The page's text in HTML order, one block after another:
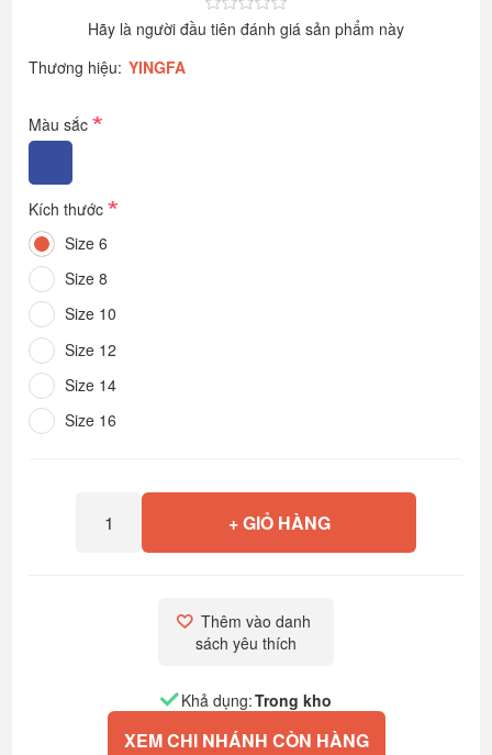
Hãy là người đầu tiên đánh giá sản phẩm này
Thương hiệu: YINGFA
Màu sắc*
Kích thước*
Size 6
Size 8
Size 10
Size 12
Size 14
Size 16
+ GIỎ HÀNG
Thêm vào danh
sách yêu thích
Khả dụng:Trong kho
XEM CHI NHÁNH CÒN HÀNG